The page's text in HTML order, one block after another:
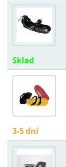
Sklad
3-5 dní